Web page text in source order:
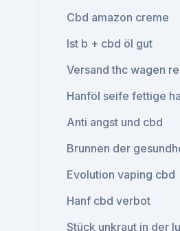
Cbd amazon creme
Ist b + cbd öl gut
Versand thc wagen
Hanföl seife fettige
Anti angst und cbd
Brunnen der
Evolution vaping cbd
Hanf cbd verbot
Stück unkraut in der